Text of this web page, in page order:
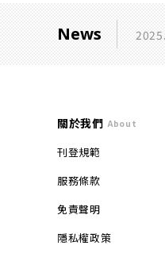
News
關於我們 About
刊登規範
服務條款
免責聲明
隱私權政策